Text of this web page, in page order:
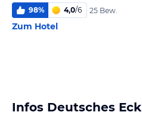
98% 4,0/6 25 Bew.
Zum Hotel
Infos Deutsches Eck